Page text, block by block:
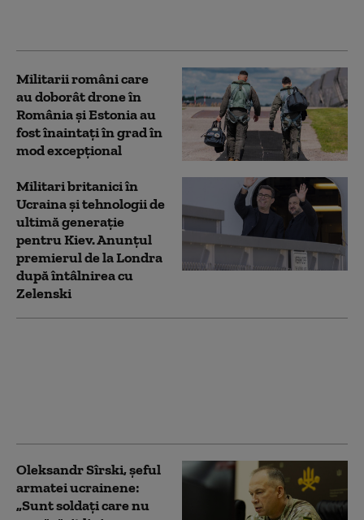
Militarii români care
au doborât drone în
România și Estonia au
fost înaintaţi în grad în
mod excepţional
Militari britanici în
Ucraina și tehnologii de
ultimă generație
pentru Kiev. Anunțul
premierul de la Londra
după întâlnirea cu
Zelenski
Oleksandr Sîrski, șeful
armatei ucrainene:
„Sunt soldați care nu